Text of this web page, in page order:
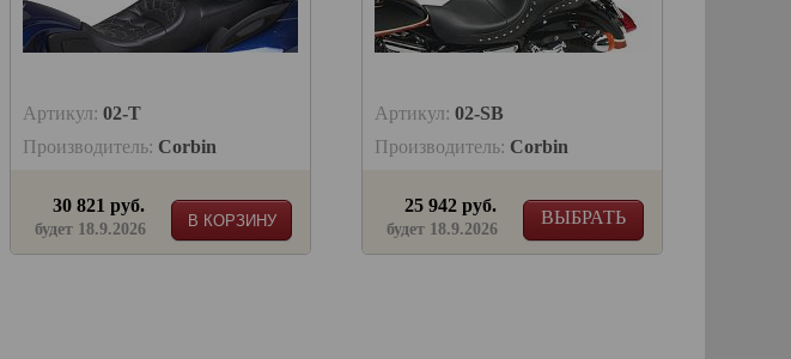
Артикул: 02-T
Производитель: Corbin
В КОРЗИНУ
30 821 руб.
будет 18.9.2026
Артикул: 02-SB
Производитель: Corbin
ВЫБРАТЬ
25 942 руб.
будет 18.9.2026